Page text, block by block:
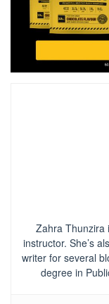
Zahra Thunzira
instructor. She’s
writer for several
degree in